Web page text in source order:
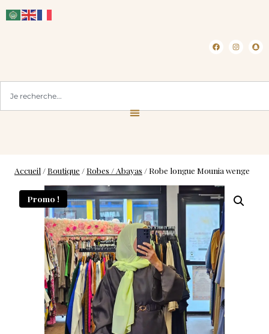
Accueil /Boutique / Robes / Abayas / Robe longue Mounia wenge
Promo !